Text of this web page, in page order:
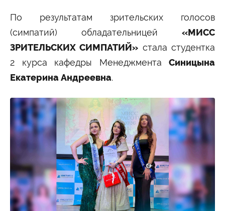
По результатам зрительских голосов
(симпатий) обладательницей «МИСС
ЗРИТЕЛЬСКИХ СИМПАТИЙ» стала студентка
2 курса кафедры Менеджмента Синицына
Екатерина Андреевна.